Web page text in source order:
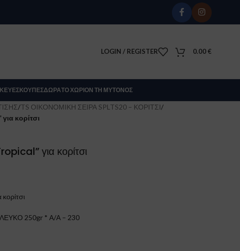
LOGIN / REGISTER 0.00€
ΚΟΎΠΕΣΔΏΡΑΤΟ ΧΩΡΊΟΝ ΤΗ ΜΎΤΟΝΟΣ
/TS ΟΙΚΟΝΟΜΙΚΗ ΣΕΙΡΑ SPLTS20 – ΚΟΡΙΤΣΙ/
κορίτσι
για κορίτσι
250gr * Α/Α – 230